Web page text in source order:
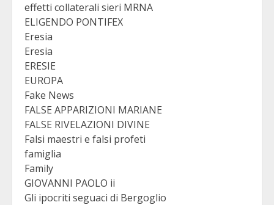
effetti collaterali sieri MRNA
ELIGENDO PONTIFEX
Eresia
Eresia
ERESIE
EUROPA
Fake News
FALSE APPARIZIONI MARIANE
FALSE RIVELAZIONI DIVINE
Falsi maestri e falsi profeti
famiglia
Family
GIOVANNI PAOLO ii
Gli ipocriti seguaci di Bergoglio